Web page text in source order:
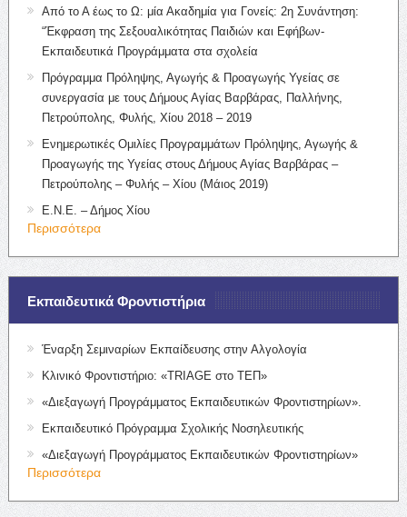
Από το Α έως το Ω: μία Ακαδημία για Γονείς: 2η Συνάντηση:
“Έκφραση της Σεξουαλικότητας Παιδιών και Εφήβων-
Εκπαιδευτικά Προγράμματα στα σχολεία
Πρόγραμμα Πρόληψης, Αγωγής & Προαγωγής Υγείας σε
συνεργασία με τους Δήμους Αγίας Βαρβάρας, Παλλήνης,
Πετρούπολης, Φυλής, Χίου 2018 – 2019
Ενημερωτικές Ομιλίες Προγραμμάτων Πρόληψης, Αγωγής &
Προαγωγής της Υγείας στους Δήμους Αγίας Βαρβάρας –
Πετρούπολης – Φυλής – Χίου (Μάιος 2019)
Ε.Ν.Ε. – Δήμος Χίου
Περισσότερα
Εκπαιδευτικά Φροντιστήρια
Έναρξη Σεμιναρίων Εκπαίδευσης στην Αλγολογία
Κλινικό Φροντιστήριο: «TRIAGE στο ΤΕΠ»
«Διεξαγωγή Προγράμματος Εκπαιδευτικών Φροντιστηρίων».
Εκπαιδευτικό Πρόγραμμα Σχολικής Νοσηλευτικής
«Διεξαγωγή Προγράμματος Εκπαιδευτικών Φροντιστηρίων»
Περισσότερα